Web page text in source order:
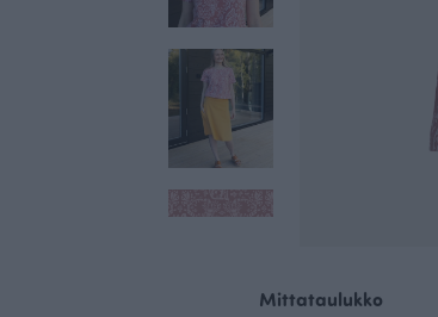
Mittataulukko